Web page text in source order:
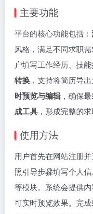
主要功能
平台的核心功能包括：
风格，满足不同求职需
户填写工作经历、技
转换 ，支持将简历导
时预览与编辑，确保
成工具 ，形成完整的求
使用方法
用户首先在网站注册
照引导步骤填写个人
等模块。系统会提供
可实时预览效果。完